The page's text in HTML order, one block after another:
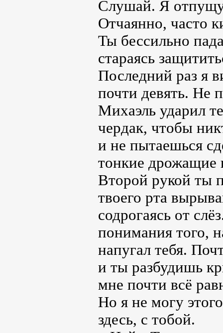
Слушай. Я отпущу
Отчаянно, часто
Ты бессильно
стараясь
Последний раз я
почти девять. Не
Михаэль ударил
чердак, чтобы
и не пытаешься
тонкие дрожащие
Второй рукой ты
твоего рта
содрогаясь от
понимания того,
напугал тебя.
и ты разбудишь
мне почти всё
Но я не могу
здесь, с тобой.